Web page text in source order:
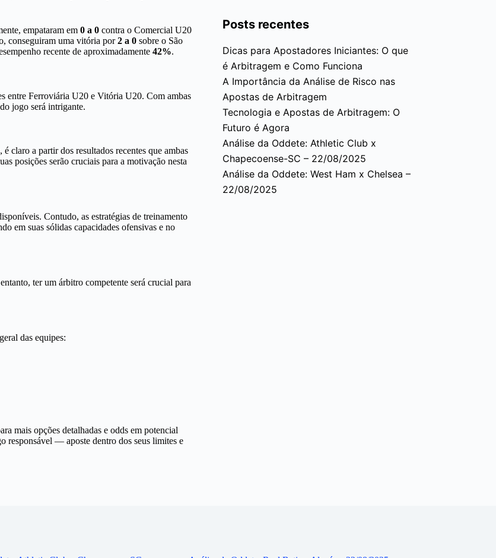
empataram em 0 a 0 contra o Comercial U20
conseguiram uma vitória por2 a 0 sobre o São
recente de aproximadamente 42%.
entre Ferroviária U20 e Vitória U20. Com ambas
jogo será intrigante.
claro a partir dos resultados recentes que ambas
posições serão cruciais para a motivação nesta
Contudo, as estratégias de treinamento
em suas sólidas capacidades ofensivas e no
ter um árbitro competente será crucial para
das equipes:
mais opções detalhadas e odds em potencial
responsável — aposte dentro dos seus limites e
Posts recentes
Dicas para Apostadores Iniciantes: O que
é Arbitragem e Como Funciona
A Importância da Análise de Risco nas
Apostas de Arbitragem
Tecnologia e Apostas de Arbitragem: O
Futuro é Agora
Análise da Oddete: Athletic Club x
Chapecoense-SC – 22/08/2025
Análise da Oddete: West Ham x Chelsea –
22/08/2025